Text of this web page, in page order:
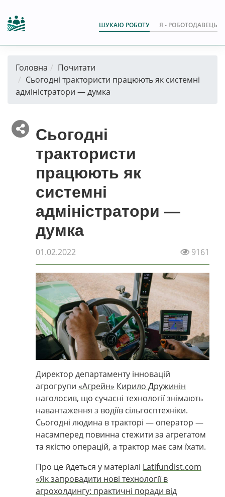
ШУКАЮ РОБОТУ Я - РОБОТОДАВЕЦЬ
Головна
Почитати
Сьогодні трактористи працюють як системні
адміністратори — думка
Сьогодні
трактористи
працюють як
системні
адміністратори —
думка
01.02.2022 9161
Директор департаменту інновацій
агрогрупи «Агрейн» Кирило Дружинін
наголосив, що сучасні технології знімають
навантаження з водіїв сільгосптехніки.
Сьогодні людина в тракторі — оператор —
насамперед повинна стежити за агрегатом
та якістю операцій, а трактор має сам їхати.
Про це йдеться у матеріалі Latifundist.com
«Як запровадити нові технології в
агрохолдингу: практичні поради від